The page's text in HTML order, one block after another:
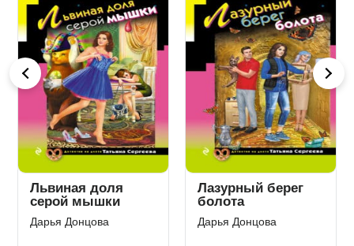
Любовное зелье
колдуна-болтуна
Дарья Донцова
Запасной выход
из комы
Дарья Донцова